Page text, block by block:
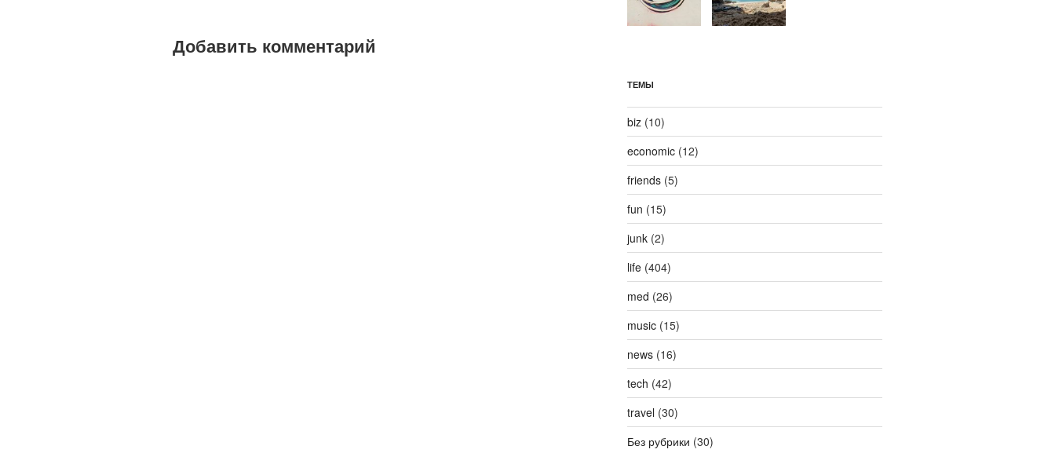
Добавить комментарий
ТЕМЫ
biz(10)
economic(12)
friends(5)
fun (15)
junk(2)
life(404)
med (26)
music(15)
news(16)
tech (42)
travel(30)
Без рубрики (30)